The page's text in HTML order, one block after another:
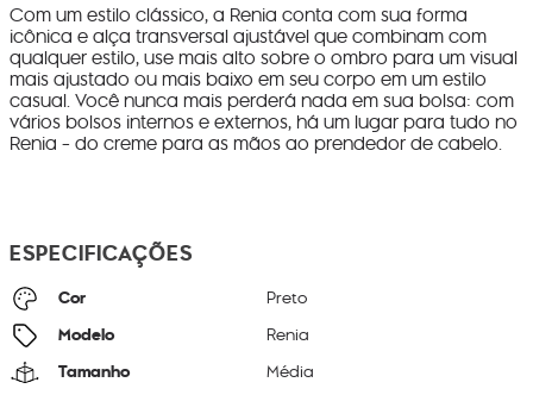
Com um estilo clássico, a Renia conta com sua forma
icônica e alça transversal ajustável que combinam com
qualquer estilo, use mais alto sobre o ombro para um visual
mais ajustado ou mais baixo em seu corpo em um estilo
casual. Você nunca mais perderá nada em sua bolsa: com
vários bolsos internos e externos, há um lugar para tudo no
Renia - do creme para as mãos ao prendedor de cabelo.
ESPECIFICAÇÕES
Cor Preto
Modelo Renia
Tamanho Média